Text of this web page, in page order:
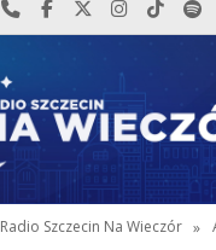
Najlepiej po prostu do nas
Odwiedź nas na
Odwiedź nas na
Odwiedź
Radio Szczecin Na Wieczór »